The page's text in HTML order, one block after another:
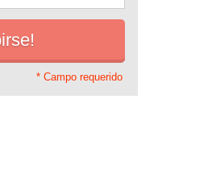
* Campo requerido